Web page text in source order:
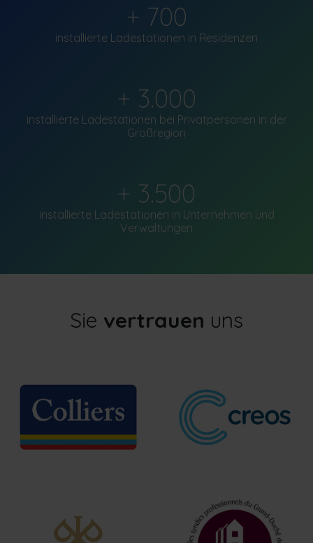
+ 700
installierte Ladestationen in Residenzen
+ 3.000
installierte Ladestationen bei Privatpersonen in der
Großregion
+ 3.500
installierte Ladestationen in Unternehmen und
Verwaltungen
Sie vertrauen uns